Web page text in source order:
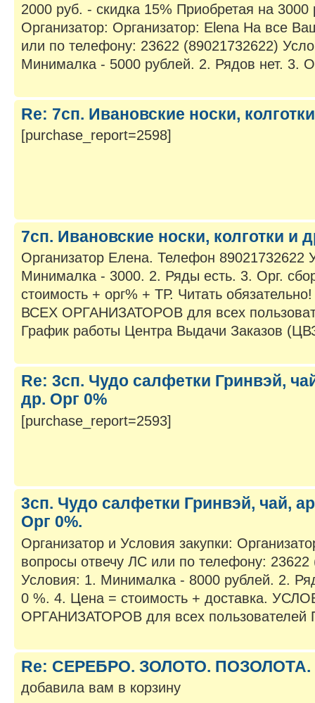
2000 руб. - скидка 15% Приобретая на 3000
Организатор: Организатор: Elena На все
или по телефону: 23622 (89021732622)
Минималка - 5000 рублей. 2. Рядов нет. 3.
Re: 7сп. Ивановские носки,
[purchase_report=2598]
7сп. Ивановские носки, колготки и
Организатор Елена. Телефон 89021732622
Минималка - 3000. 2. Ряды есть. 3. Орг.
стоимость + орг% + ТР. Читать
ВСЕХ ОРГАНИЗАТОРОВ для всех
График работы Центра Выдачи Заказов
Re: 3сп. Чудо салфетки Гринвэй,
др. Орг 0%
[purchase_report=2593]
3сп. Чудо салфетки Гринвэй, чай,
Орг 0%.
Организатор и Условия закупки:
вопросы отвечу ЛС или по телефону: 23622
Условия: 1. Минималка - 8000 рублей. 2.
0 %. 4. Цена = стоимость + доставка.
ОРГАНИЗАТОРОВ для всех пользователей
Re: СЕРЕБРО. ЗОЛОТО. ПОЗОЛОТА. -
добавила вам в корзину